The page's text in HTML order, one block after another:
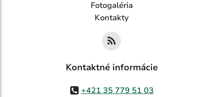
Fotogaléria
Kontakty
Kontaktné informácie
+421 35 779 51 03